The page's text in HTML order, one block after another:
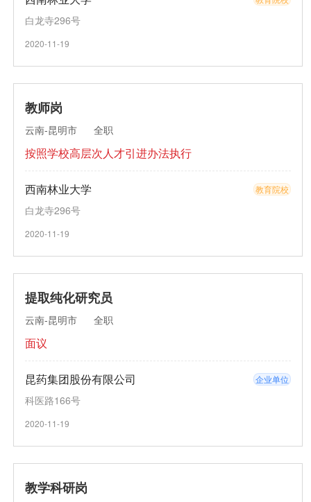
白龙寺296号
2020-11-19
教师岗
云南-昆明市 全职
按照学校高层次人才引进办法执行
西南林业大学 教育院校
白龙寺296号
2020-11-19
提取纯化研究员
云南-昆明市 全职
面议
昆药集团股份有限公司 企业单位
科医路166号
2020-11-19
教学科研岗